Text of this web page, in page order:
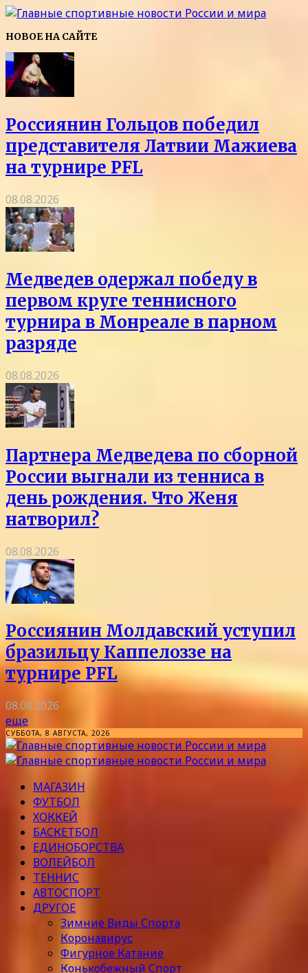
НОВОЕ НА САЙТЕ
Россиянин Гольцов победил
представителя Латвии Мажиева
на турнире PFL
08.08.2026
Медведев одержал победу в
первом круге теннисного
турнира в Монреале в парном
разряде
08.08.2026
Партнера Медведева по сборной
России выгнали из тенниса в
день рождения. Что Женя
натворил?
08.08.2026
Россиянин Молдавский уступил
бразильцу Каппелоззе на
турнире PFL
08.08.2026
еще
СУББОТА, 8 АВГУСТА, 2026
МАГАЗИН
ФУТБОЛ
ХОККЕЙ
БАСКЕТБОЛ
ЕДИНОБОРСТВА
ВОЛЕЙБОЛ
ТЕННИС
АВТОСПОРТ
ДРУГОЕ
Зимние Виды Спорта
Коронавирус
Фигурное Катание
Конькобежный Спорт